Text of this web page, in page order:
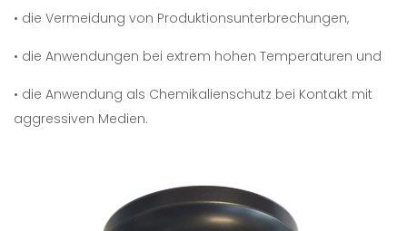
• die Vermeidung von Produktionsunterbrechungen,
• die Anwendungen bei extrem hohen Temperaturen und
• die Anwendung als Chemikalienschutz bei Kontakt mit
aggressiven Medien.